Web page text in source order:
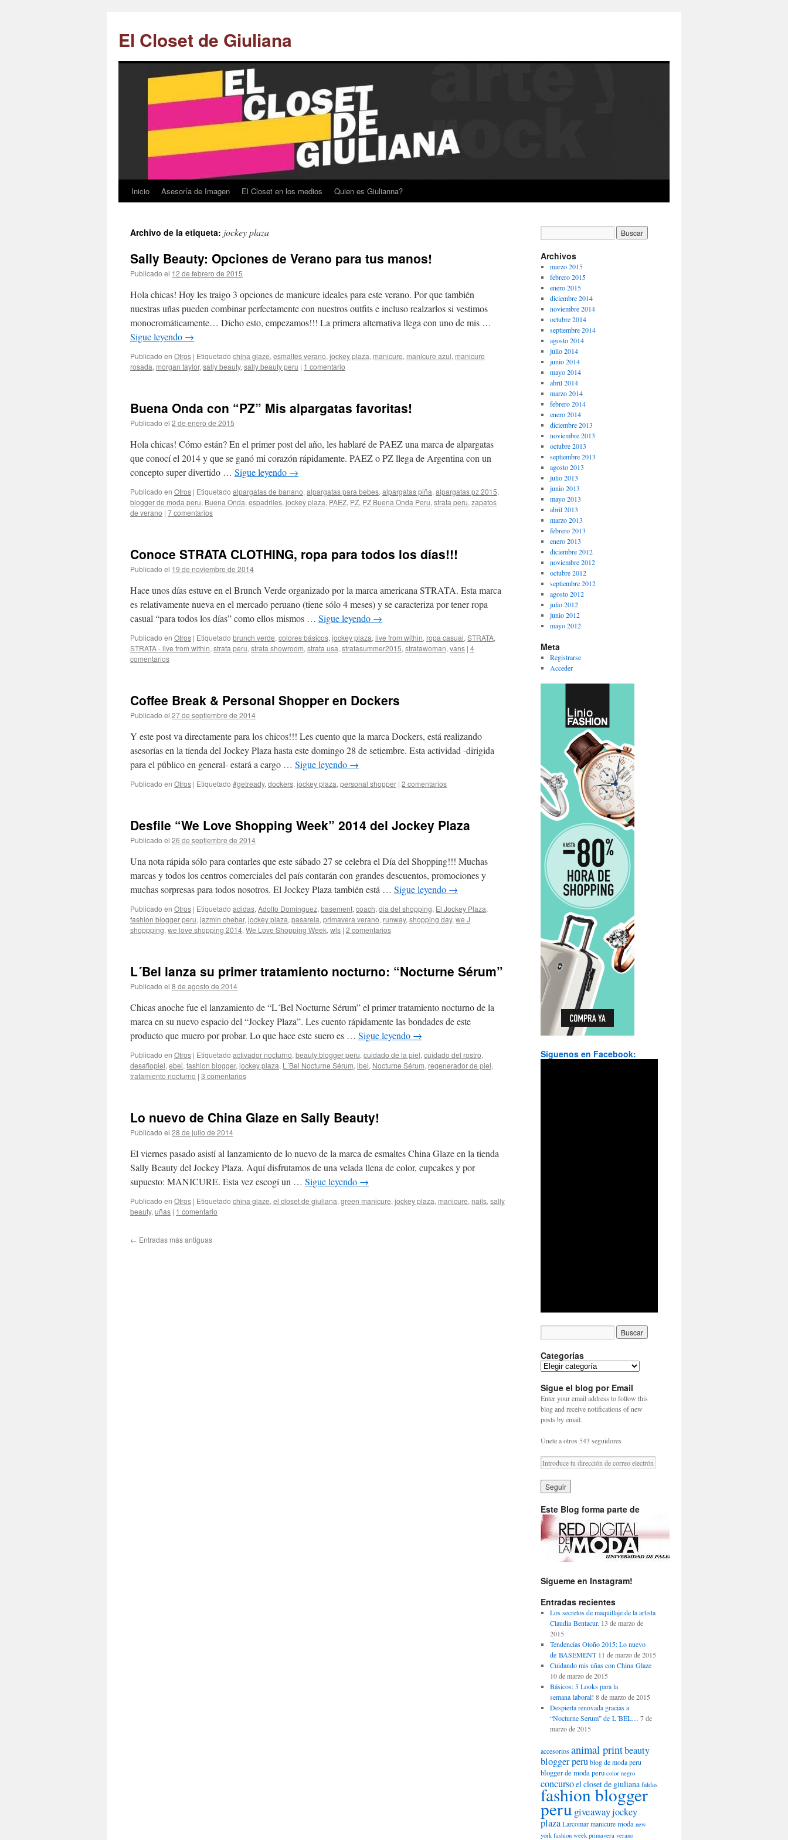
El Closet de Giuliana
Saltar
contenido.
Inicio Asesoría de Imagen El Closet en los medios Quien es Giulianna?
Archivo de la etiqueta: jockey plaza
Sally Beauty: Opciones de Verano para tus manos!
Publicado el 12 de febrero de 2015
Hola chicas! Hoy les traigo 3 opciones de manicure ideales para este verano. Por que también
nuestras uñas pueden combinar perfectamente con nuestros outfits e incluso realzarlos si vestimos
monocromáticamente… Dicho esto, empezamos!!! La primera alternativa llega con uno de mis …
Sigue leyendo →
Publicado en Otros | Etiquetado china glaze, esmaltes verano, jockey plaza, manicure, manicure azul, manicure
rosada, morgan taylor, sally beauty, sally beauty peru | 1 comentario
Buena Onda con “PZ” Mis alpargatas favoritas!
Publicado el 2 de enero de 2015
Hola chicas! Cómo están? En el primer post del año, les hablaré de PAEZ una marca de alpargatas
que conocí el 2014 y que se ganó mi corazón rápidamente. PAEZ o PZ llega de Argentina con un
concepto super divertido … Sigue leyendo →
Publicado en Otros | Etiquetado alpargatas de banano, alpargatas para bebes, alpargatas piña, alpargatas pz 2015,
blogger de moda peru, Buena Onda, espadriles, jockey plaza, PAEZ, PZ, PZ Buena Onda Peru, strata peru, zapatos
de verano | 7 comentarios
Conoce STRATA CLOTHING, ropa para todos los días!!!
Publicado el 19 de noviembre de 2014
Hace unos días estuve en el Brunch Verde organizado por la marca americana STRATA. Esta marca
es relativamente nueva en el mercado peruano (tiene sólo 4 meses) y se caracteriza por tener ropa
casual “para todos los días” como ellos mismos … Sigue leyendo →
Publicado en Otros | Etiquetado brunch verde, colores básicos, jockey plaza, live from within, ropa casual, STRATA,
STRATA - live from within, strata peru, strata showroom, strata usa, stratasummer2015, stratawoman, vans | 4
comentarios
Coffee Break & Personal Shopper en Dockers
Publicado el 27 de septiembre de 2014
Y este post va directamente para los chicos!!! Les cuento que la marca Dockers, está realizando
asesorías en la tienda del Jockey Plaza hasta este domingo 28 de setiembre. Esta actividad -dirigida
para el público en general- estará a cargo … Sigue leyendo →
Publicado en Otros | Etiquetado #getready, dockers, jockey plaza, personal shopper | 2 comentarios
Desfile “We Love Shopping Week” 2014 del Jockey Plaza
Publicado el 26 de septiembre de 2014
Una nota rápida sólo para contarles que este sábado 27 se celebra el Día del Shopping!!! Muchas
marcas y todos los centros comerciales del país contarán con grandes descuentos, promociones y
muchas sorpresas para todos nosotros. El Jockey Plaza también está … Sigue leyendo →
Publicado en Otros | Etiquetado adidas, Adolfo Dominguez, basement, coach, dia del shopping, El Jockey Plaza,
fashion blogger peru, jazmin chebar, jockey plaza, pasarela, primavera verano, runway, shopping day, we J
shoppping, we love shopping 2014, We Love Shopping Week, wls | 2 comentarios
L´Bel lanza su primer tratamiento nocturno: “Nocturne Sérum”
Publicado el 8 de agosto de 2014
Chicas anoche fue el lanzamiento de “L´Bel Nocturne Sérum” el primer tratamiento nocturno de la
marca en su nuevo espacio del “Jockey Plaza”. Les cuento rápidamente las bondades de este
producto que muero por probar. Lo que hace este suero es … Sigue leyendo →
Publicado en Otros | Etiquetado activador nocturno, beauty blogger peru, cuidado de la piel, cuidado del rostro,
desafiopiel, ebel, fashion blogger, jockey plaza, L´Bel Nocturne Sérum, lbel, Nocturne Sérum, regenerador de piel,
tratamiento nocturno | 3 comentarios
Lo nuevo de China Glaze en Sally Beauty!
Publicado el 28 de julio de 2014
El viernes pasado asistí al lanzamiento de lo nuevo de la marca de esmaltes China Glaze en la tienda
Sally Beauty del Jockey Plaza. Aquí disfrutamos de una velada llena de color, cupcakes y por
supuesto: MANICURE. Esta vez escogí un … Sigue leyendo →
Publicado en Otros | Etiquetado china glaze, el closet de giuliana, green manicure, jockey plaza, manicure, nails, sally
beauty, uñas | 1 comentario
← Entradas más antiguas
Archivos
marzo 2015
febrero 2015
enero 2015
diciembre 2014
noviembre 2014
octubre 2014
septiembre 2014
agosto 2014
julio 2014
junio 2014
mayo 2014
abril 2014
marzo 2014
febrero 2014
enero 2014
diciembre 2013
noviembre 2013
octubre 2013
septiembre 2013
agosto 2013
julio 2013
junio 2013
mayo 2013
abril 2013
marzo 2013
febrero 2013
enero 2013
diciembre 2012
noviembre 2012
octubre 2012
septiembre 2012
agosto 2012
julio 2012
junio 2012
mayo 2012
Meta
Registrarse
Acceder
Síguenos en Facebook:
Categorías
Sigue el blog por Email
Enter your email address to follow this
blog and receive notifications of new
posts by email.
Únete a otros 543 seguidores
Este Blog forma parte de
Sígueme en Instagram!
Entradas recientes
Los secretos de maquillaje de la artista
Claudia Bentacur. 13 de marzo de
2015
Tendencias Otoño 2015: Lo nuevo
de BASEMENT 11 de marzo de 2015
Cuidando mis uñas con China Glaze
10 de marzo de 2015
Básicos: 5 Looks para la
semana laboral! 8 de marzo de 2015
Despierta renovada gracias a
“Nocturne Serum” de L´BEL… 7 de
marzo de 2015
accesorios animal printbeauty
blogger perublog de moda peru
blogger de moda peru color negro
concursoel closet de giulianafaldas
fashion blogger
perugiveawayjockey
plazaLarcomarmanicuremoda new
york fashion week primavera verano